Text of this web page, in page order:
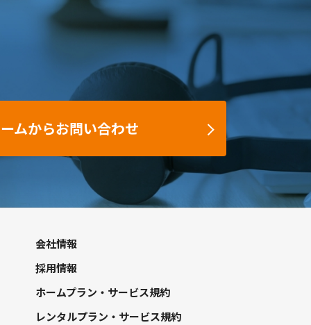
ムからお問い合わせ
会社情報
採用情報
ホームプラン・サービス規約
レンタルプラン・サービス規約